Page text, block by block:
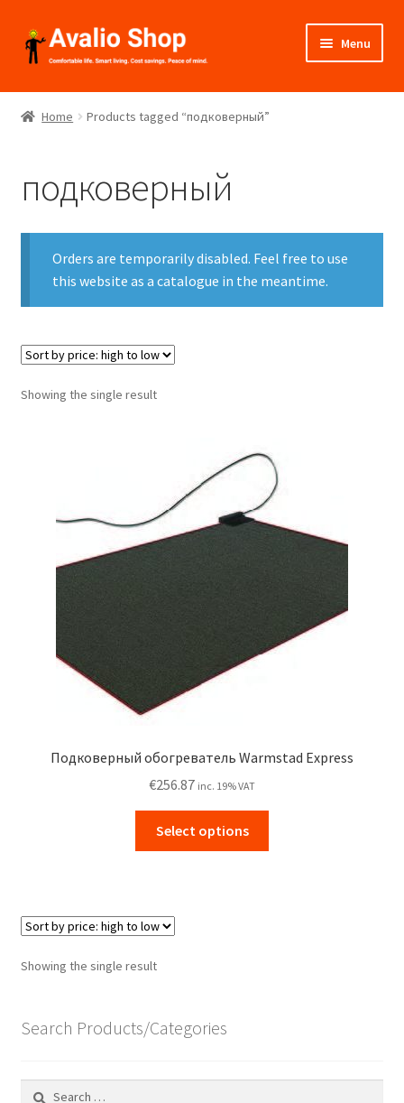
Skip
to
Skip
to
Menu
About Us
Installation
Catalogues
Projects
Home Products tagged “подковерный”
подковерный
Orders are temporarily disabled. Feel free to use
this website as a catalogue in the meantime.
Showing the single result
Подковерный обогреватель Warmstad Express
€256.87 inc. 19% VAT
Select options
Showing the single result
Search Products/Categories
Search